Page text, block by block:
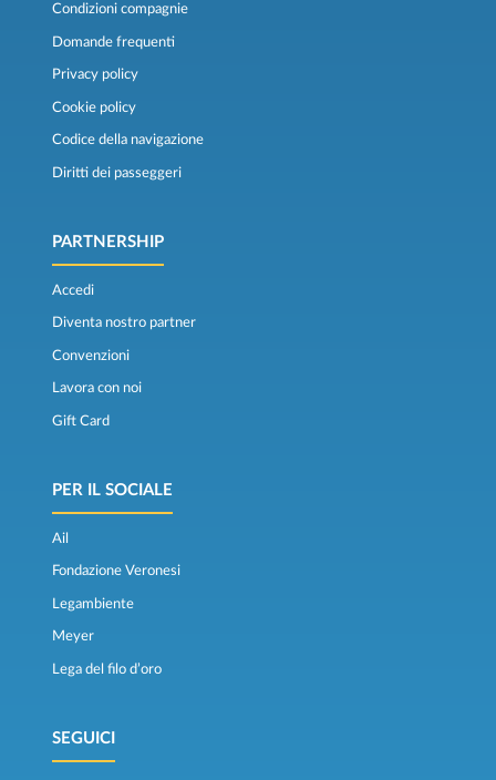
Condizioni compagnie
Domande frequenti
Privacy policy
Cookie policy
Codice della navigazione
Diritti dei passeggeri
PARTNERSHIP
Accedi
Diventa nostro partner
Convenzioni
Lavora con noi
Gift Card
PER IL SOCIALE
Ail
Fondazione Veronesi
Legambiente
Meyer
Lega del filo d’oro
SEGUICI